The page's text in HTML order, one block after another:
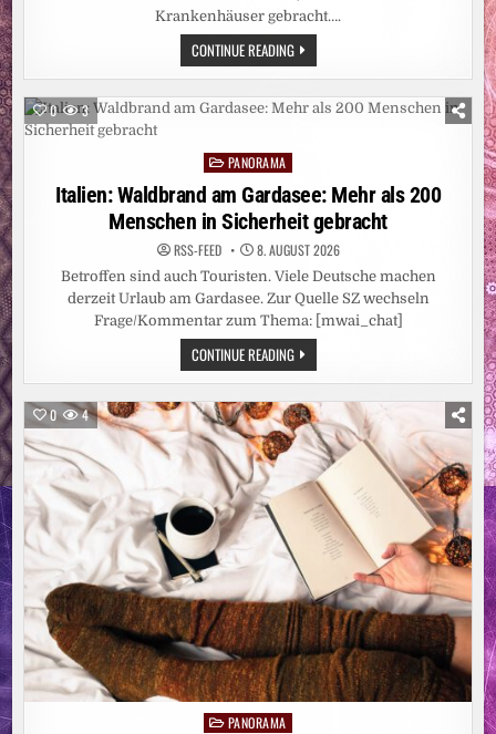
Krankenhäuser gebracht….
CONTINUE READINGNORWEGEN:
DEUTSCHER
REISEBUS
NORWEGEN
VERUNGLÜCKT
0 3
Posted
in
PANORAMA
Italien: Waldbrand am Gardasee: Mehr als 200
Menschen in Sicherheit gebracht
RSS-FEED 8. AUGUST 2026
Betroffen sind auch Touristen. Viele Deutsche machen
derzeit Urlaub am Gardasee. Zur Quelle SZ wechseln
Frage/Kommentar zum Thema: [mwai_chat]
CONTINUE READINGITALIEN:
WALDBRAND
AM
MEHR
ALS
200
MENSCHEN
SICHERHEIT
GEBRACHT
0 4
PostedPANORAMA